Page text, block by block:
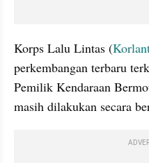
Korps Lalu Lintas (
perkembangan terbaru
Pemilik Kendaraan
masih dilakukan secara